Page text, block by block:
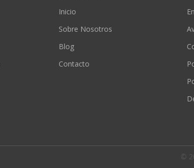
Inicio
Sobre Nosotros
Blog
Contacto
©